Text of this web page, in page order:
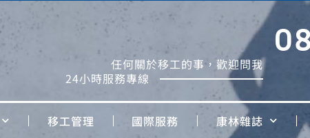
任何關於移工的事，歡迎問我
24小時服務專線
移工管理 國際服務 康林雜誌